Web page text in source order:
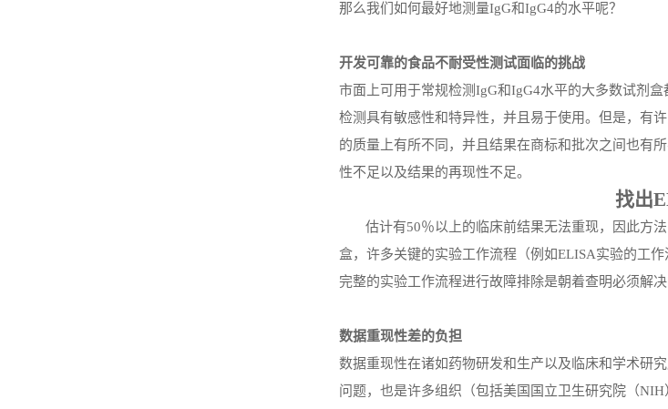
那么我们如何最好地测量IgG和IgG4的水平呢？
开发可靠的食品不耐受性测试面临的挑战
市面上可用于常规检测IgG和IgG4水平的大多数试剂
检测具有敏感性和特异性，并且易于使用。但是，有
的质量上有所不同，并且结果在商标和批次之间也有
性不足以及结果的再现性不足。
找出
估计有50％以上的临床前结果无法重现，因此方法
盒，许多关键的实验工作流程（例如ELISA实验的工作
完整的实验工作流程进行故障排除是朝着查明必须解
数据重现性差的负担
数据重现性在诸如药物研发和生产以及临床和学术研
问题，也是许多组织（包括美国国立卫生研究院（NIH